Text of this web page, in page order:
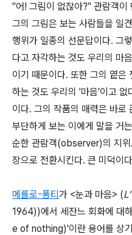
"어! 그림이 없잖아?" 관람객이
그의 그림은 보는 사람들을 일
행위가 일종의 선문답이다. 그
다고 자각하는 것도 우리의 마
이기 때문이다. 또한 그의 옅은
하는 것도 우리의 '마음'이고 없
이다. 그의 작품의 매력은 바로
부단하게 보는 이에게 말을 거
순한 관람객(observer)의 지
장으로 전환시킨다. 큰 미덕이
메를로-퐁티가 <눈과 마음> (
1964))에서 세잔느 회화에 대
e of nothing)'이란 용어를 상